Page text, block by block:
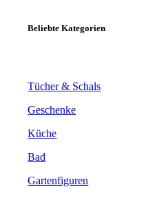
Beliebte Kategorien
Tücher & Schals
Geschenke
Küche
Bad
Gartenfiguren